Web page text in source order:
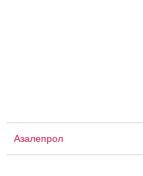
Азалепрол